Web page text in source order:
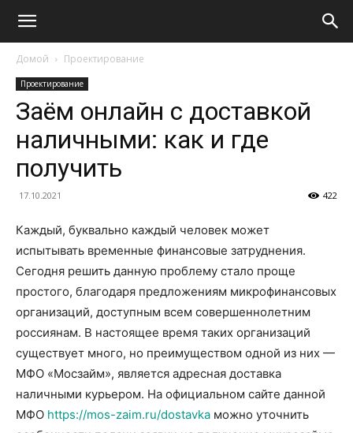
Домой Проектирование
Проектирование
Заём онлайн с доставкой
наличными: как и где
получить
17.10.2021 422
Каждый, буквально каждый человек может
испытывать временные финансовые затруднения.
Сегодня решить данную проблему стало проще
простого, благодаря предложениям микрофинансовых
организаций, доступным всем совершеннолетним
россиянам. В настоящее время таких организаций
существует много, но преимуществом одной из них —
МФО «Мосзайм», является адресная доставка
наличными курьером. На официальном сайте данной
МФО https://mos-zaim.ru/dostavka можно уточнить